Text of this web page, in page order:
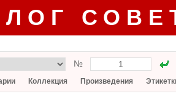
№
Коллекция Произведения